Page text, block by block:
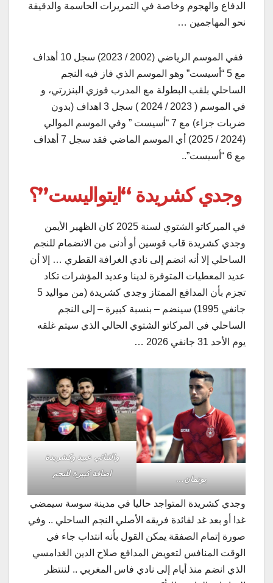
الدفاع والهجوم وخاصة في التمريرات الحاسمة والدقيقة
نحو المهاجمين …
ففي الموسم الرياضي (2002 / 2023) سجل 10 أهداف
مع 5 “أسيست” وهو الموسم الذي فاز فيه النجم
الساحلي بلقب البطولة مع المدرب فوزي البنزرتي، و
في الموسم ( 2023 / 2024 ) سجل 3 اهداف (بدون
ضربات جزاء) مع 7 “أسيست ” وفي الموسم الموالي
(2024 / 2025) أي الموسم الماضي فقد سجل 7 أهداف
مع 6 “أسيست”..
وجدي كشريدة “ايتوالیست”؟
في الميركاتو الشتوي لسنة 2025 كان الظهير الأيمن
وجدي كشريدة قاب قوسين أو أدنى من الانضمام للنجم
الساحلي إلا أنه انضم إلى نادي الغرافة القطري … إلا أن
عديد المعطيات المتوفرة لدينا وعديد المؤشرات تكاد
تجزم بأن المدافع الممتاز وجدي كشريدة (من موالید 5
جانفي 1995) سینضم – بنسبة كبيرة – إلى النجم
الساحلي في المركاتو الشتوي الحالي الذي سيتم غلقه
يوم الأحد 31 جانفي 2026 …
بوتمان…
والثنائي عبيد وكشريدة
اضافة كبيرة للنجم
وجدي كشريدة المتواجد حاليا في مدينة سوسة سيمضي
غدا أو بعد غد لفائدة فريقه الأصلي النجم الساحلي .. وفي
صورة إتمام الصفقة يمكن القول بأنه انتداب جاء في
الوقت المنافس لتعويض المدافع صلاح الدين الغدامسي
الذي انضم منذ أيام إلى نادي فاس المغربي .. لننتظر